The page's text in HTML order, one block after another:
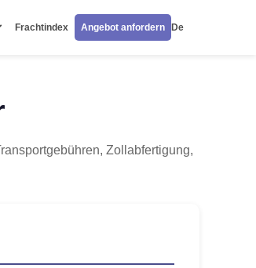
Frachtindex Angebot anfordern De
Zollabfertigung,